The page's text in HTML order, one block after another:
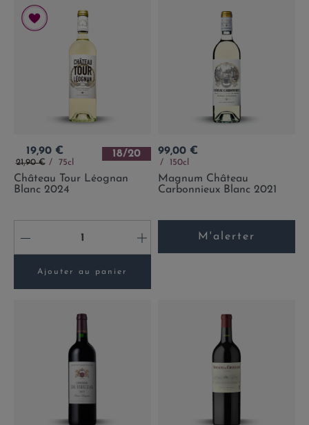
Prix
19,90 €
Prix de base
21,90 € 75cl
18/20
Château Tour Léognan
Blanc 2024
- +
Ajouter au panier
Prix
99,00 €
150cl
Magnum Château
Carbonnieux Blanc 2021
M'alerter